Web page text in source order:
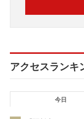
アクセスランキ
今日